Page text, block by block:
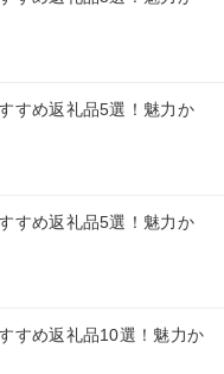
すめ返礼品5選！魅力か
すめ返礼品5選！魅力か
すめ返礼品10選！魅力か